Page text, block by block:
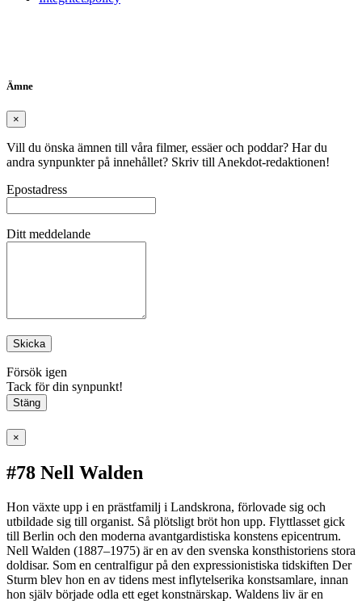
Ämne
×
Vill du önska ämnen till våra filmer, essäer och poddar? Har du
andra synpunkter på innehållet? Skriv till Anekdot-redaktionen!
Epostadress
Ditt meddelande
Skicka
Försök igen
Tack för din synpunkt!
Stäng
×
#78 Nell Walden
Hon växte upp i en prästfamilj i Landskrona, förlovade sig och
utbildade sig till organist. Så plötsligt bröt hon upp. Flyttlasset gick
till Berlin och den moderna avantgardistiska konstens epicentrum.
Nell Walden (1887–1975) är en av den svenska konsthistoriens stora
doldisar. Som en centralfigur på den expressionistiska tidskiften Der
Sturm blev hon en av tidens mest inflytelserika konstsamlare, innan
hon själv började odla ett eget konstnärskap. Waldens liv är en